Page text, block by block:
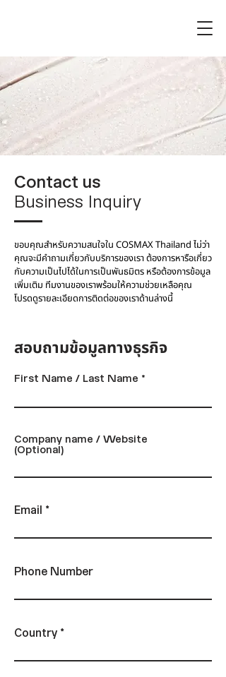
Contact us
Business Inquiry
ขอบคุณสำหรับความสนใจใน COSMAX Thailand ไม่ว่า
คุณจะมีคำถามเกี่ยวกับบริการของเรา ต้องการหารือเกี่ยว
กับความเป็นไปได้ในการเป็นพันธมิตร หรือต้องการข้อมูล
เพิ่มเติม ทีมงานของเราพร้อมให้ความช่วยเหลือคุณ
โปรดดูรายละเอียดการติดต่อของเราด้านล่างนี้
สอบถามข้อมูลทางธุรกิจ
First Name / Last Name
Company name / Website
(Optional)
Email
Phone Number
Country